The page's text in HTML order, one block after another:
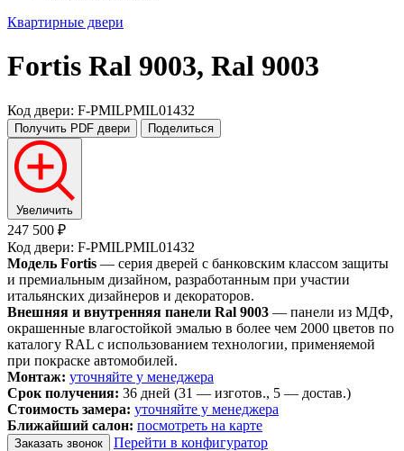
Квартирные двери
Fortis Ral 9003, Ral 9003
Код двери: F-PMILPMIL01432
Получить PDF двери Поделиться
Увеличить
247 500 ₽
Код двери: F-PMILPMIL01432
Модель Fortis — серия дверей с банковским классом защиты
и премиальным дизайном, разработанным при участии
итальянских дизайнеров и декораторов.
Внешняя и внутренняя панели Ral 9003 — панели из МДФ,
окрашенные влагостойкой эмалью в более чем 2000 цветов по
каталогу RAL с использованием технологии, применяемой
при покраске автомобилей.
Монтаж: уточняйте у менеджера
Срок получения: 36 дней (31 — изготов., 5 — достав.)
Стоимость замера: уточняйте у менеджера
Ближайший салон: посмотреть на карте
Заказать звонок
Перейти в конфигуратор